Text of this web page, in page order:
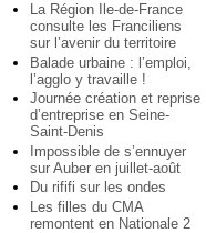
La Région Ile-de-France
consulte les Franciliens
sur l’avenir du territoire
Balade urbaine : l’emploi,
l’agglo y travaille !
Journée création et reprise
d’entreprise en Seine-
Saint-Denis
Impossible de s’ennuyer
sur Auber en juillet-août
Du rififi sur les ondes
Les filles du CMA
remontent en Nationale 2